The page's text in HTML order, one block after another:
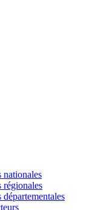
nationales
régionales